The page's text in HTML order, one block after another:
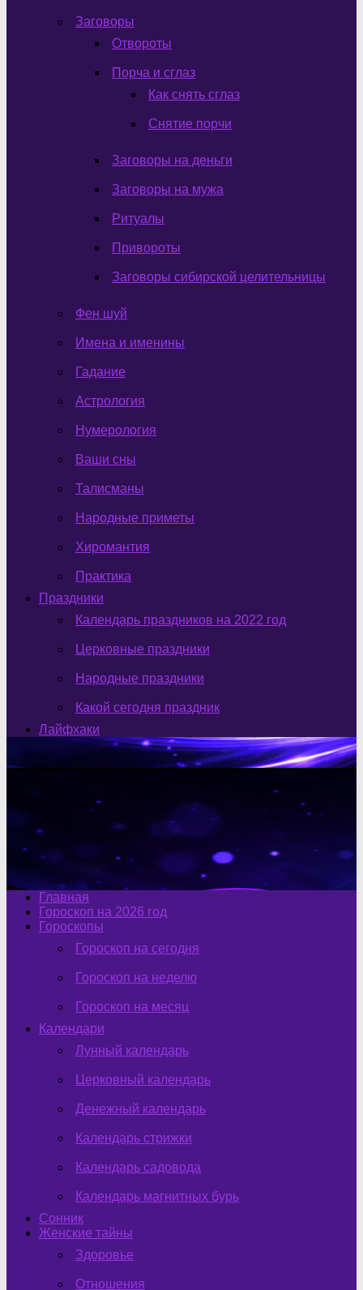
Заговоры
Отвороты
Порча и сглаз
Как снять сглаз
Снятие порчи
Заговоры на деньги
Заговоры на мужа
Ритуалы
Привороты
Заговоры сибирской целительницы
Фен шуй
Имена и именины
Гадание
Астрология
Нумерология
Ваши сны
Талисманы
Народные приметы
Хиромантия
Практика
Праздники
Календарь праздников на 2022 год
Церковные праздники
Народные праздники
Какой сегодня праздник
Лайфхаки
Главная
Гороскоп на 2026 год
Гороскопы
Гороскоп на сегодня
Гороскоп на неделю
Гороскоп на месяц
Календари
Лунный календарь
Церковный календарь
Денежный календарь
Календарь стрижки
Календарь садовода
Календарь магнитных бурь
Сонник
Женские тайны
Здоровье
Отношения